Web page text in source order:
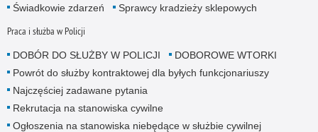
Świadkowie zdarzeń
Sprawcy kradzieży sklepowych
Praca i służba w Policji
DOBÓR DO SŁUŻBY W POLICJI
DOBOROWE WTORKI
Powrót do służby kontraktowej dla byłych funkcjonariuszy
Najczęściej zadawane pytania
Rekrutacja na stanowiska cywilne
Ogłoszenia na stanowiska niebędące w służbie cywilnej